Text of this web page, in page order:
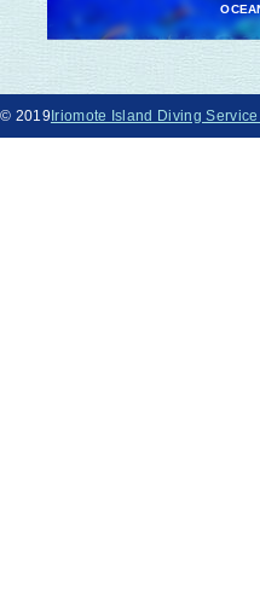
© 2019 Iriomote Island Diving